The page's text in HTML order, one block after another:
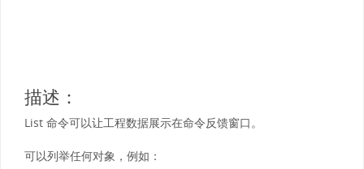
描述：
List 命令可以让工程数据展示在命令反馈窗口。
可以列举任何对象，例如：